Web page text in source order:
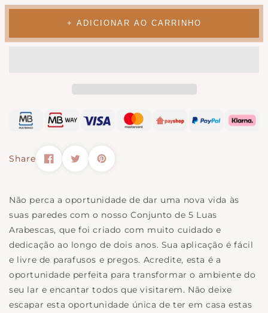
para
5
quantidade
para
Conjunto
+ ADICIONAR AO CARRINHO
Share
Não perca a oportunidade de dar uma nova vida às
suas paredes com o nosso Conjunto de 5 Luas
Arabescas, que foi criado com muito cuidado e
dedicação ao longo de dois anos. Sua aplicação é fácil
e livre de parafusos e pregos. Acredite, esta é a
oportunidade perfeita para transformar o ambiente do
seu lar e encantar todos que visitarem. Não deixe
escapar esta oportunidade única de ter em casa estas